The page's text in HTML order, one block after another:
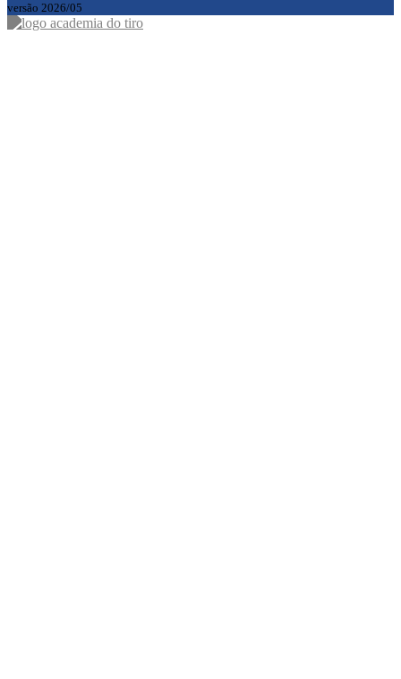
versão 2026/05